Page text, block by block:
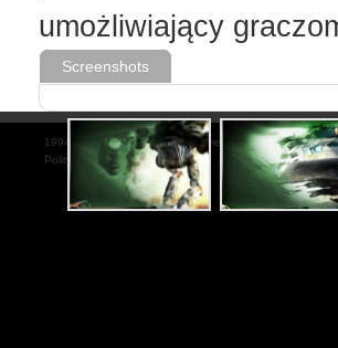
umożliwiający
Screenshots
1994-2026 by Reality Pump Game Development
Polityka Plików Cookies